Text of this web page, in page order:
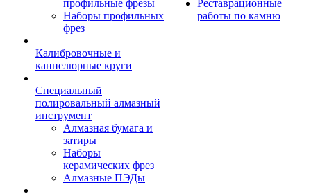
профильные фрезы
Наборы профильных
фрез
Калибровочные и
каннелюрные круги
Специальный
полировальный алмазный
инструмент
Алмазная бумага и
затиры
Наборы
керамических фрез
Алмазные ПЭДы
Реставрационные
работы по камню